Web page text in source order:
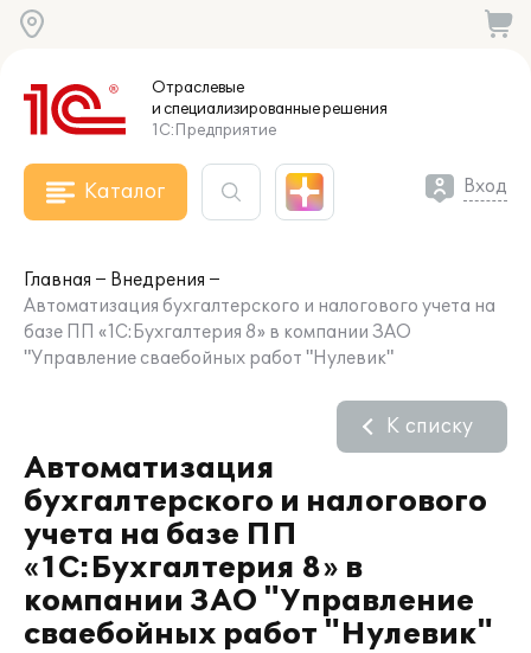
Отраслевые
и специализированныерешения
1С:Предприятие
Каталог Вход
Главная
Внедрения
Автоматизация бухгалтерского и налогового учета на
базе ПП «1C:Бухгалтерия 8» в компании ЗАО
"Управление сваебойных работ "Нулевик"
Автоматизация
бухгалтерского и налогового
учета на базе ПП
«1C:Бухгалтерия 8» в
компании ЗАО "Управление
сваебойных работ "Нулевик"
К списку